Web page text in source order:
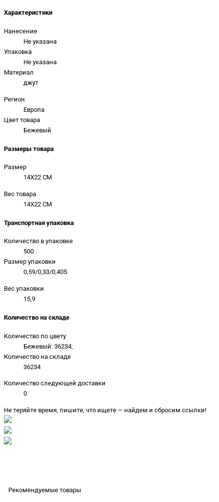
Характеристики
Нанесение
Не указана
Упаковка
Не указана
Материал
джут
Регион
Европа
Цвет товара
Бежевый
Размеры товара
Размер
14X22 CM
Вес товара
14X22 CM
Транспортная упаковка
Количество в упаковке
500
Размер упаковки
0,59/0,33/0,405
Вес упаковки
15,9
Количество на складе
Количество по цвету
Бежевый: 36234;
Количество на складе
36234
Количество следующей доставки
0
Не теряйте время, пишите, что ищете — найдем и сбросим ссылки!
Рекомендуемые товары